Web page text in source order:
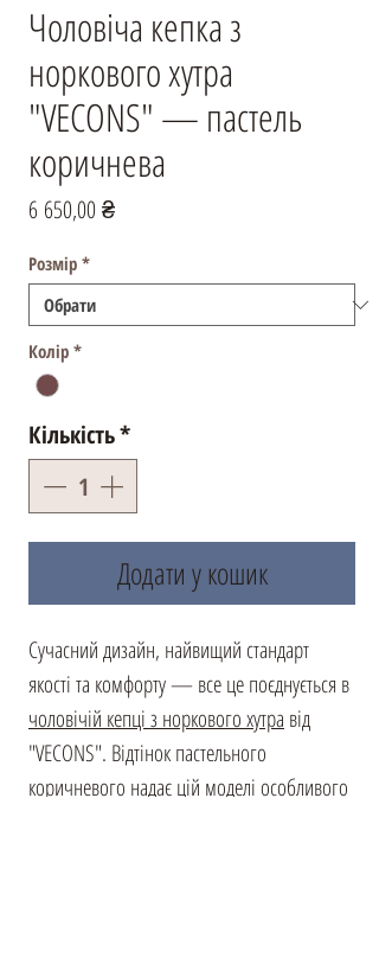
Чоловіча кепка з
норкового хутра
"VECONS" — пастель
коричнева
6 650,00 ₴Ціна
Розмір *
Колір *
Кількість*
Додати у кошик
Сучасний дизайн, найвищий стандарт
якості та комфорту — все це поєднується в
чоловічій кепці з норкового хутра від
"VECONS". Відтінок пастельного
коричневого надає цій моделі особливого